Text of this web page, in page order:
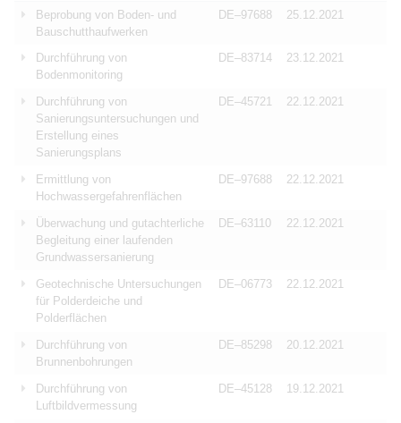
Beprobung von Boden- und
Bauschutthaufwerken
DE–97688 25.12.2021
Durchführung von
Bodenmonitoring
DE–83714 23.12.2021
Durchführung von
Sanierungsuntersuchungen und
Erstellung eines
Sanierungsplans
DE–45721 22.12.2021
Ermittlung von
Hochwassergefahrenflächen
DE–97688 22.12.2021
Überwachung und gutachterliche
Begleitung einer laufenden
Grundwassersanierung
DE–63110 22.12.2021
Geotechnische Untersuchungen
für Polderdeiche und
Polderflächen
DE–06773 22.12.2021
Durchführung von
Brunnenbohrungen
DE–85298 20.12.2021
Durchführung von
Luftbildvermessung
DE–45128 19.12.2021